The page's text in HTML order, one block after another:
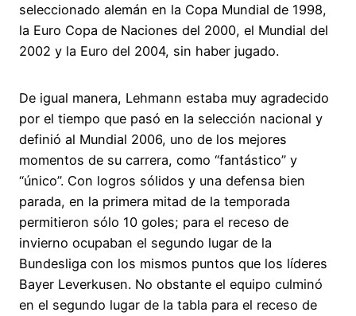
seleccionado alemán en la Copa Mundial de 1998,
la Euro Copa de Naciones del 2000, el Mundial del
2002 y la Euro del 2004, sin haber jugado.
De igual manera, Lehmann estaba muy agradecido
por el tiempo que pasó en la selección nacional y
definió al Mundial 2006, uno de los mejores
momentos de su carrera, como “fantástico” y
“único”. Con logros sólidos y una defensa bien
parada, en la primera mitad de la temporada
permitieron sólo 10 goles; para el receso de
invierno ocupaban el segundo lugar de la
Bundesliga con los mismos puntos que los líderes
Bayer Leverkusen. No obstante el equipo culminó
en el segundo lugar de la tabla para el receso de